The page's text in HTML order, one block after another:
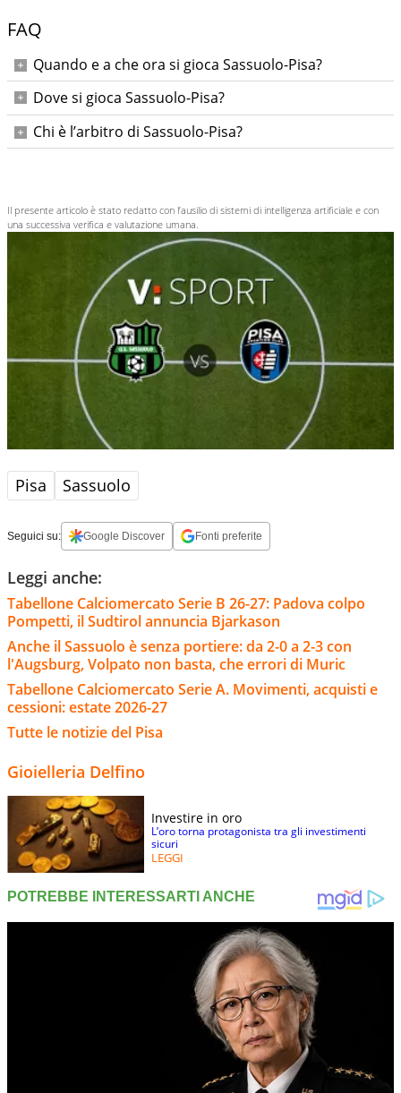
FAQ
Quando e a che ora si gioca Sassuolo-Pisa?
Sassuolo-Pisa si gioca lunedì 24 novembre 2025 alle ore
20:45.
Dove si gioca Sassuolo-Pisa?
La partita si disputa al MAPEI Stadium – Città del Tricolore
di Reggio Emilia.
Chi è l’arbitro di Sassuolo-Pisa?
Il presente articolo è stato redatto con l’ausilio di sistemi di intelligenza artificiale e con
una successiva verifica e valutazione umana.
Pisa Sassuolo
Seguici su: Google Discover Fonti preferite
Leggi anche:
Tabellone Calciomercato Serie B 26-27: Padova colpo
Pompetti, il Sudtirol annuncia Bjarkason
Anche il Sassuolo è senza portiere: da 2-0 a 2-3 con
l'Augsburg, Volpato non basta, che errori di Muric
Tabellone Calciomercato Serie A. Movimenti, acquisti e
cessioni: estate 2026-27
Tutte le notizie del Pisa
Gioielleria Delfino
Investire in oro
L’oro torna protagonista tra gli investimenti
sicuri
LEGGI